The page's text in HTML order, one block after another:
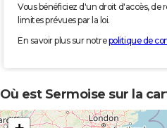
Vous bénéficiez d'un droit d'accès, de
limites prévues par la loi.
En savoir plus sur notrepolitique de
Où est Sermoise sur la